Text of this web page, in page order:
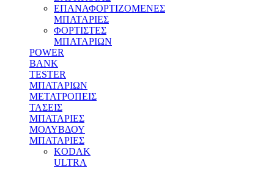
ΕΠΑΝΑΦΟΡΤΙΖΟΜΕΝΕΣ
ΜΠΑΤΑΡΙΕΣ
ΦΟΡΤΙΣΤΕΣ
ΜΠΑΤΑΡΙΩΝ
POWER
BANK
TESTER
ΜΠΑΤΑΡΙΩΝ
ΜΕΤΑΤΡΟΠΕΙΣ
ΤΑΣΕΙΣ
ΜΠΑΤΑΡΙΕΣ
ΜΟΛΥΒΔΟΥ
MΠΑΤΑΡΙΕΣ
KODAK
ULTRA